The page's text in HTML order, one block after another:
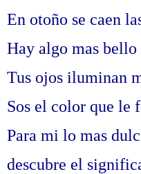
En otoño se caen
Hay algo mas bello
Tus ojos iluminan
Sos el color que le
Para mi lo mas
descubre el